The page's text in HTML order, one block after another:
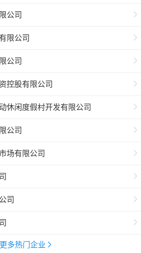
公司
限公司
公司
控股有限公司
休闲度假村开发有限公司
公司
场有限公司
司
更多热门企业